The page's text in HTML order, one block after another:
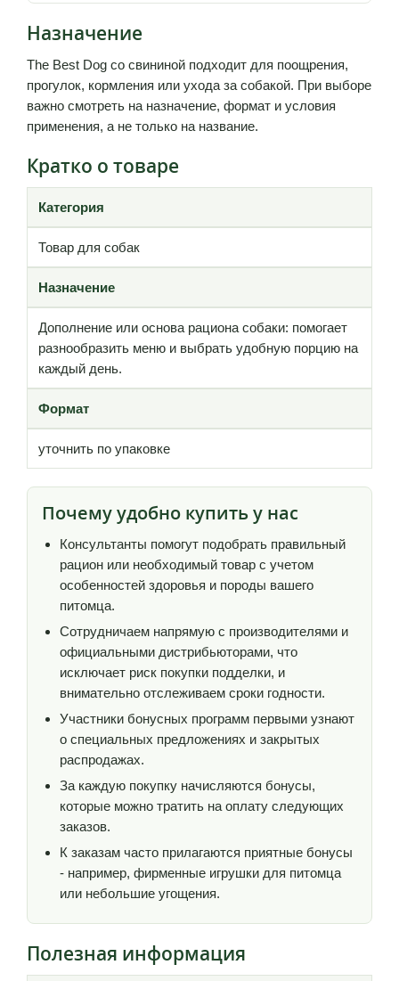
Назначение
The Best Dog со свининой подходит для поощрения,
прогулок, кормления или ухода за собакой. При выборе
важно смотреть на назначение, формат и условия
применения, а не только на название.
Кратко о товаре
Категория
Товар для собак
Назначение
Дополнение или основа рациона собаки: помогает
разнообразить меню и выбрать удобную порцию на
каждый день.
Формат
уточнить по упаковке
Почему удобно купить у нас
Консультанты помогут подобрать правильный
рацион или необходимый товар с учетом
особенностей здоровья и породы вашего
питомца.
Сотрудничаем напрямую с производителями и
официальными дистрибьюторами, что
исключает риск покупки подделки, и
внимательно отслеживаем сроки годности.
Участники бонусных программ первыми узнают
о специальных предложениях и закрытых
распродажах.
За каждую покупку начисляются бонусы,
которые можно тратить на оплату следующих
заказов.
К заказам часто прилагаются приятные бонусы
- например, фирменные игрушки для питомца
или небольшие угощения.
Полезная информация